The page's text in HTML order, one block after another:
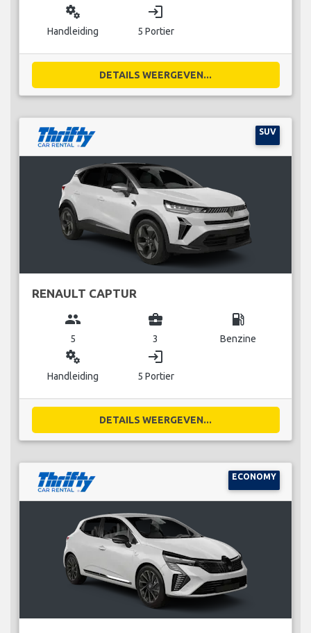
miscellaneous_services
Handleiding
login
5 Portier
DETAILS WEERGEVEN...
SUV
RENAULT CAPTUR
group
5
business_center
3
local_gas_station
Benzine
miscellaneous_services
Handleiding
login
5 Portier
DETAILS WEERGEVEN...
ECONOMY